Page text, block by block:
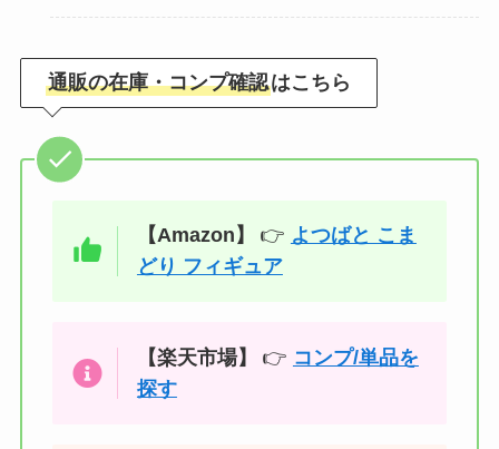
通販の在庫・コンプ確認はこちら
【Amazon】 👉 よつばと こま
どり フィギュア
【楽天市場】 👉 コンプ/単品を
探す